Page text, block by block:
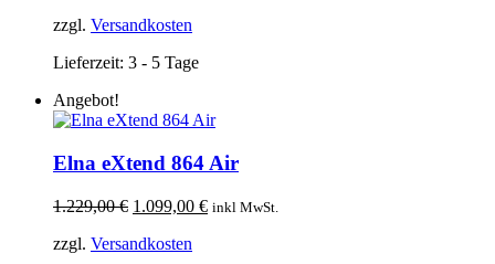
zzgl. Versandkosten
Lieferzeit: 3 - 5 Tage
Angebot!
Elna eXtend 864 Air
1.229,00€ Ursprünglicher
war:
1.099,00 €Aktueller
inkl MwSt.
zzgl. Versandkosten